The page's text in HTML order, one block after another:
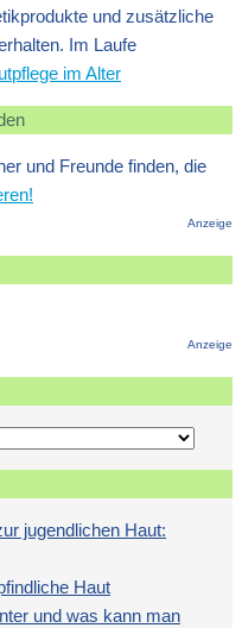
und zusätzliche
Im Laufe
im Alter
und Freunde finden, die
Anzeige
Anzeige
jugendlichen Haut:
Haut
und was kann man